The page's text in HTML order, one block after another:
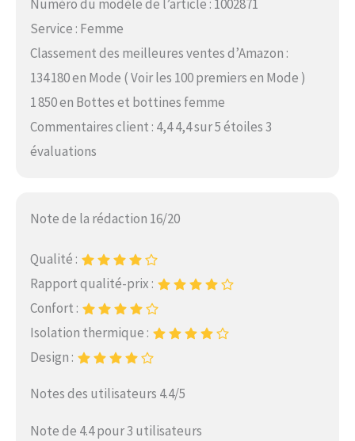
Numéro du modèle de l’article : 1002871
Service : Femme
Classement des meilleures ventes d’Amazon :
134 180 en Mode ( Voir les 100 premiers en Mode )
1 850 en Bottes et bottines femme
Commentaires client : 4,4 4,4 sur 5 étoiles 3
évaluations
Note de la rédaction 16/20
Qualité :
Rapport qualité-prix :
Confort :
Isolation thermique :
Design :
Notes des utilisateurs 4.4/5
Note de 4.4 pour 3 utilisateurs